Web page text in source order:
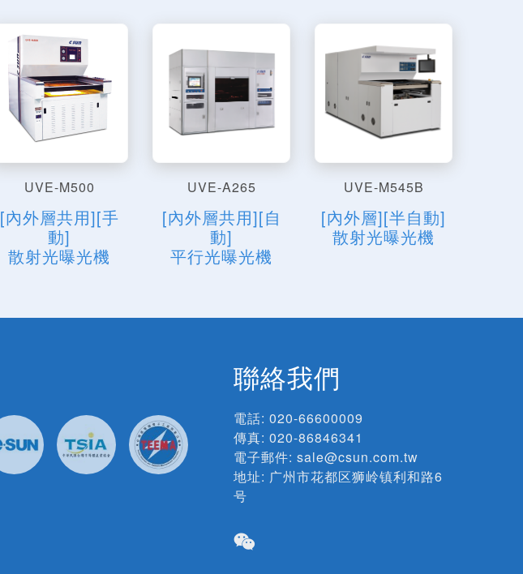
UVE-M500
[內外層共用][手
動]
散射光曝光機
UVE-A265
[內外層共用][自
動]
平行光曝光機
UVE-M545B
[內外層][半自動]
散射光曝光機
聯絡我們
電話: 020-66600009
傳真: 020-86846341
電子郵件: sale@csun.com.tw
地址: 广州市花都区狮岭镇利和路6
号